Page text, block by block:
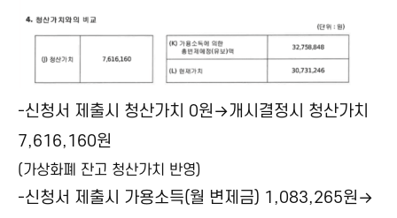
-신청서 제출시 청산가치 0원→개시결정시 청산가치
7,616,160원
(가상화폐 잔고 청산가치 반영)
-신청서 제출시 가용소득(월 변제금) 1,083,265원→